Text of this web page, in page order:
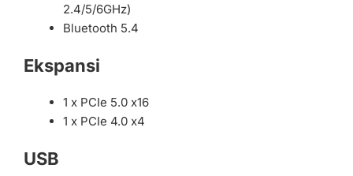
2.4/5/6GHz)
Bluetooth 5.4
Ekspansi
1 x PCIe 5.0 x16
1 x PCIe 4.0 x4
USB